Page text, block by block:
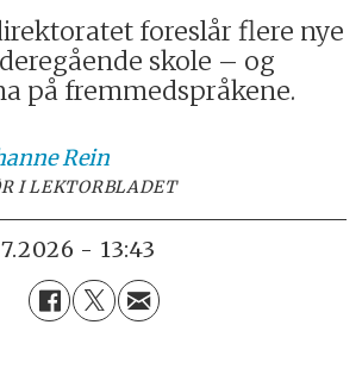
foreslår flere nye
skole – og
på fremmedspråkene.
Rein
I LEKTORBLADET
- 13:43